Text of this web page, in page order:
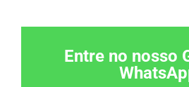
Entre no nosso